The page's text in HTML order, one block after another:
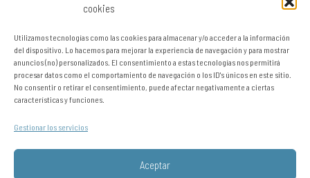
cookies
Utilizamos tecnologías como las cookies para almacenar y/o acceder a la información
del dispositivo. Lo hacemos para mejorar la experiencia de navegación y para mostrar
anuncios (no) personalizados. El consentimiento a estas tecnologías nos permitirá
procesar datos como el comportamiento de navegación o los ID's únicos en este sitio.
No consentir o retirar el consentimiento, puede afectar negativamente a ciertas
características y funciones.
Gestionar los servicios
Aceptar
Tornos paralelos convencionales
Aviso legal
Política de cookies